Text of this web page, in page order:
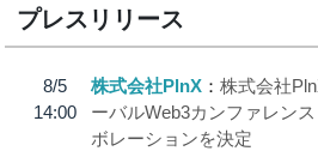
プレスリリース
8/5
14:00
株式会社PlnX
株式会社
ーバルWeb3カンファレン
ボレーションを決定